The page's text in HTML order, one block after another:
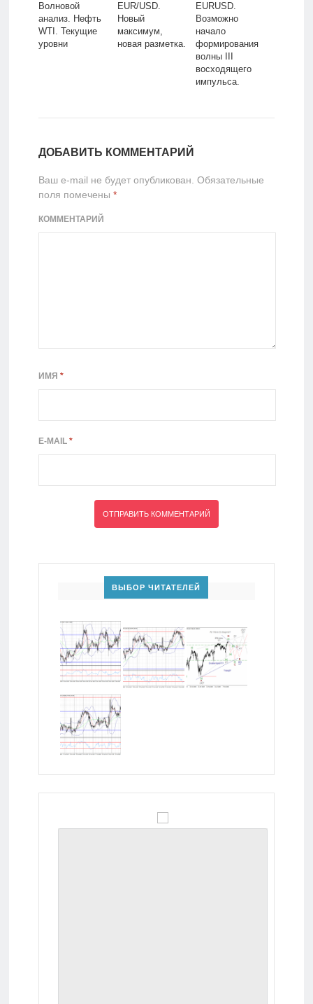
Волновой
анализ. Нефть
WTI. Текущие
уровни
EUR/USD.
Новый
максимум,
новая разметка.
EURUSD.
Возможно
начало
формирования
волны III
восходящего
импульса.
ДОБАВИТЬ КОММЕНТАРИЙ
Ваш e-mail не будет опубликован. Обязательные
поля помечены *
КОММЕНТАРИЙ
ИМЯ *
E-MAIL *
ВЫБОР ЧИТАТЕЛЕЙ